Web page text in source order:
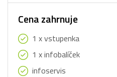
Cena zahrnuje
1 x vstupenka
1 x infobalíček
infoservis